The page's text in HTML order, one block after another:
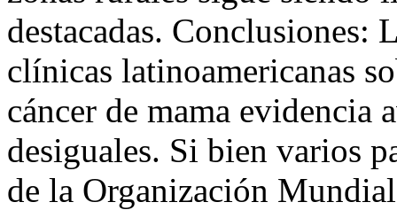
destacadas. Conclusiones:
clínicas latinoamericanas
cáncer de mama evidencia
desiguales. Si bien varios
de la Organización